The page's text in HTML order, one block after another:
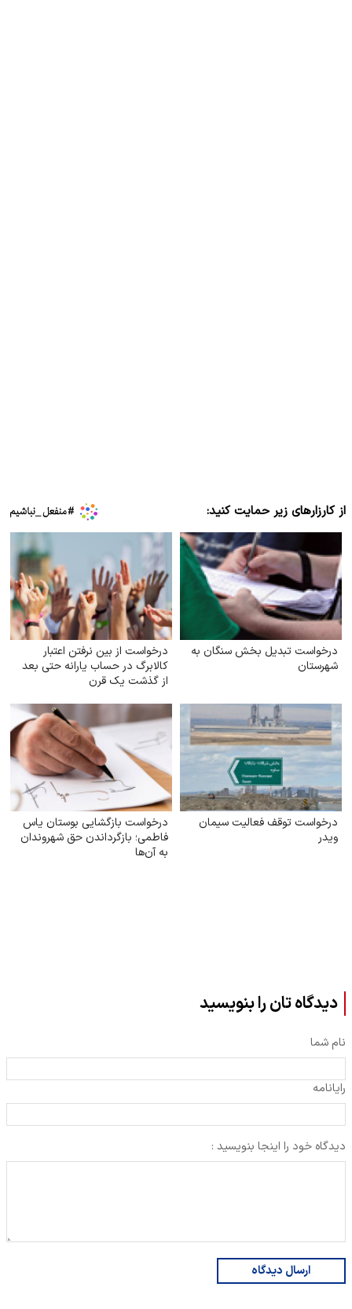
از کارزارهای زیر حمایت کنید:
درخواست تبدیل بخش سنگان به
شهرستان
درخواست از بین نرفتن اعتبار
کالابرگ در حساب یارانه حتی بعد
از گذشت یک قرن
درخواست توقف فعالیت سیمان
ویدر
درخواست بازگشایی بوستان یاس
فاطمی؛ بازگرداندن حق شهروندان
به آن‌ها
دیدگاه تان را بنویسید
نام شما
رایانامه
دیدگاه خود را اینجا بنویسید :
ارسال دیدگاه